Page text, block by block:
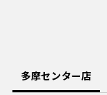
多摩センター店